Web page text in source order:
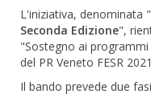
L'iniziativa, denominata "
Seconda Edizione",
"Sostegno ai
del PR Veneto FESR
Il bando prevede due